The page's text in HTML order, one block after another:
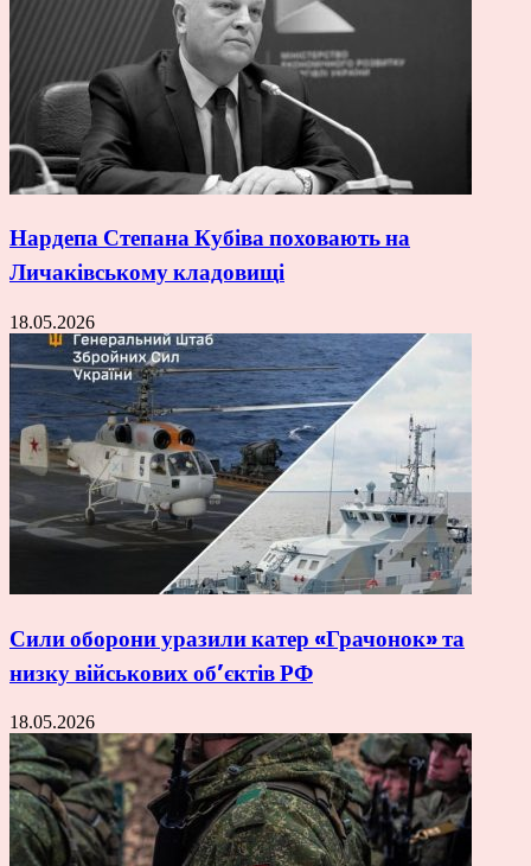
Нардепа Степана Кубіва поховають на
Личаківському кладовищі
18.05.2026
Сили оборони уразили катер «Грачонок» та
низку військових об’єктів РФ
18.05.2026